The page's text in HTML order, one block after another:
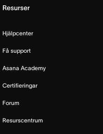
Resurser
Hjälpcenter
Få support
Asana Academy
Certifieringar
Forum
Resurscentrum